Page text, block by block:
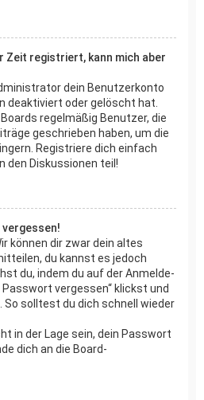
Zeit registriert, kann mich aber
dein Benutzerkonto
deaktiviert oder gelöscht hat.
regelmäßig Benutzer, die
geschrieben haben, um die
Registriere dich einfach
den Diskussionen teil!
vergessen!
können dir zwar dein altes
du kannst es jedoch
du, indem du auf der Anmelde-
vergessen“ klickst und
solltest du dich schnell wieder
in der Lage sein, dein Passwort
dich an die Board-